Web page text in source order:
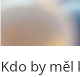
Kdo by měl